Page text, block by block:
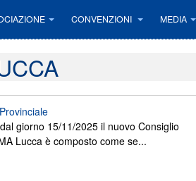
CONVENZIONI MEDIA
giorno 15/11/2025 il nuovo Consiglio
Lucca è composto come se...